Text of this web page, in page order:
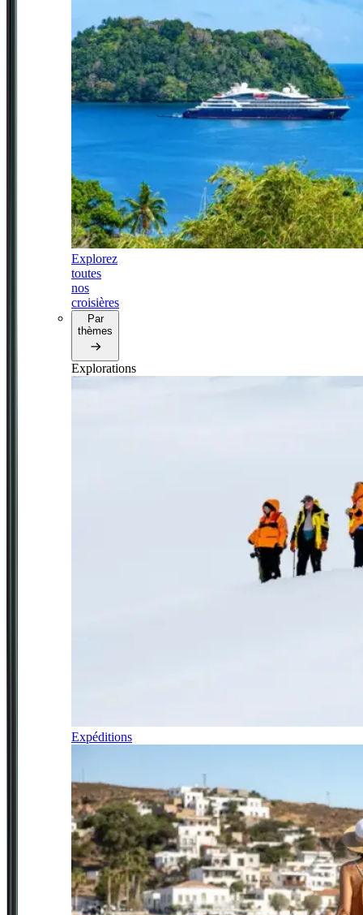
Explorez
toutes
nos
croisières
Par
thèmes
Explorations
Expéditions